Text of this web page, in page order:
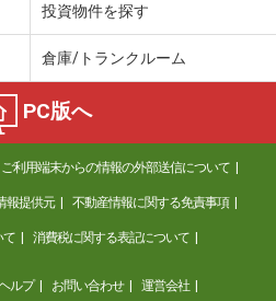
投資物件を探す
倉庫/トランクルーム
PC版へ
利用端末からの情報の外部送信について
報提供元 不動産情報に関する免責事項
て 消費税に関する表記について
ルプ お問い合わせ 運営会社